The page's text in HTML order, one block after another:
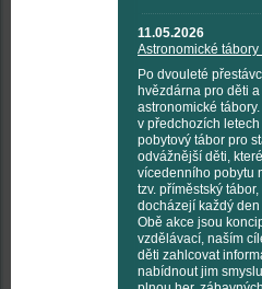
11.05.2026
Astronomické tábory
Po dvouleté
hvězdárna pro děti
astronomické
v předchozích
pobytový tábor pro
odvážnější děti,
vícedenního pobytu
tzv. příměstský
docházejí každý
Obě akce jsou
vzdělávací, naším
děti zahlcovat
nabídnout jim